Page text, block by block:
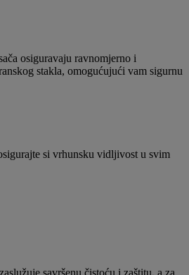
osiguravaju ravnomjerno i
stakla, omogućujući vam sigurnu
si vrhunsku vidljivost u svim